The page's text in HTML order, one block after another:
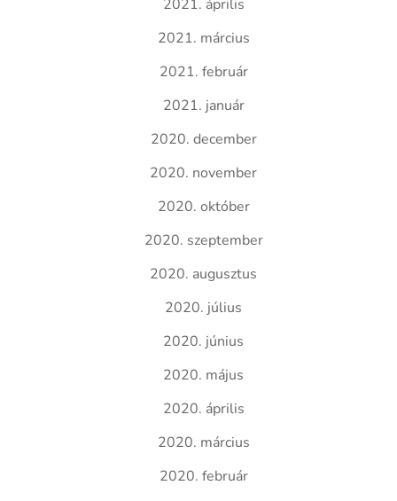
2021. április
2021. március
2021. február
2021. január
2020. december
2020. november
2020. október
2020. szeptember
2020. augusztus
2020. július
2020. június
2020. május
2020. április
2020. március
2020. február